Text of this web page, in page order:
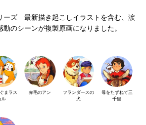
ーズ 最新描き起こしイラストを含む、涙
のシーンが複製原画になりました。
まラス
ル
赤毛のアン
フランダースの
犬
母をたずねて三
千里